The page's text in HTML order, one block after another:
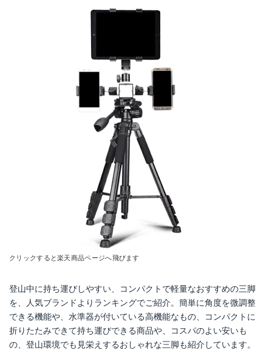
クリックすると楽天商品ページへ飛びます
登山中に持ち運びしやすい、コンパクトで軽量なおすすめの三脚
を、人気ブランドよりランキングでご紹介。簡単に角度を微調整
できる機能や、水準器が付いている高機能なもの、コンパクトに
折りたたみできて持ち運びできる商品や、コスパのよい安いも
の、登山環境でも見栄えするおしゃれな三脚も紹介しています。